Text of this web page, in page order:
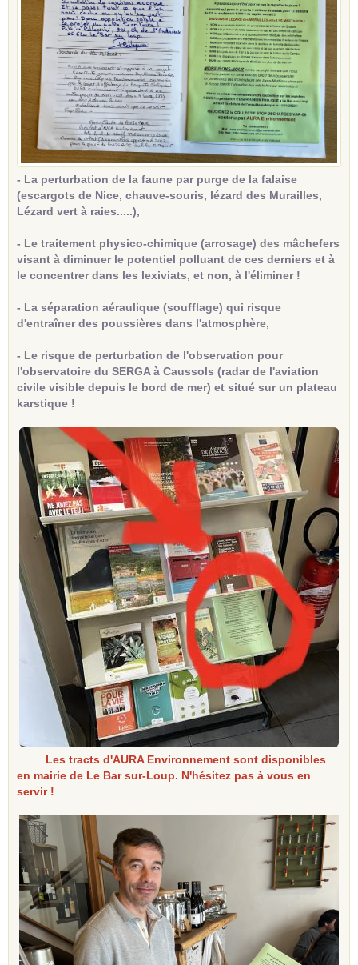
- La perturbation de la faune par purge de la falaise
(escargots de Nice, chauve-souris, lézard des Murailles,
Lézard vert à raies.....),
- Le traitement physico-chimique (arrosage) des mâchefers
visant à diminuer le potentiel polluant de ces derniers et à
le concentrer dans les lexiviats, et non, à l'éliminer !
- La séparation aéraulique (soufflage) qui risque
d'entraîner des poussières dans l'atmosphère,
- Le risque de perturbation de l'observation pour
l'observatoire du SERGA à Caussols (radar de l'aviation
civile visible depuis le bord de mer) et situé sur un plateau
karstique !
Les tracts d'AURA Environnement sont disponibles
en mairie de Le Bar sur-Loup. N'hésitez pas à vous en
servir !